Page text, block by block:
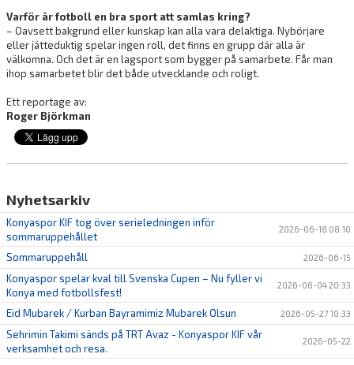
Varför är fotboll en bra sport att samlas kring?
– Oavsett bakgrund eller kunskap kan alla vara delaktiga. Nybörjare
eller jätteduktig spelar ingen roll, det finns en grupp där alla är
välkomna. Och det är en lagsport som bygger på samarbete. Får man
ihop samarbetet blir det både utvecklande och roligt.
Ett reportage av:
Roger Björkman
Nyhetsarkiv
Konyaspor KIF tog över serieledningen inför
sommaruppehållet
2026-06-18 08:10
Sommaruppehåll 2026-06-15
Konyaspor spelar kval till Svenska Cupen – Nu fyller vi
Konya med fotbollsfest!
2026-06-04 20:33
Eid Mubarek / Kurban Bayramimiz Mubarek Olsun 2026-05-27 10:33
Sehrimin Takimi sänds på TRT Avaz - Konyaspor KIF vår
verksamhet och resa.
2026-05-22